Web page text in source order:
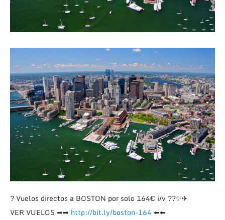
?Vuelos directos a BOSTON por solo 164€ i/v ??✨✈
VER VUELOS ➡➡ http://bit.ly/boston-164 ⬅⬅